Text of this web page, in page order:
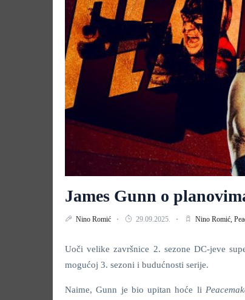
James Gunn o
Nino Romić 29.09.2025. Nino Romić,
Uoči velike završnice 2. sezone DC-jeve
mogućoj 3. sezoni i budućnosti serije.
Naime, Gunn je bio upitan hoće li